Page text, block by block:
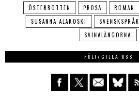
ÖSTERBOTTEN PROSA ROMAN
SUSANNA ALAKOSKI
SVINALÄNGORNA
FÖLJ/GILLA OSS